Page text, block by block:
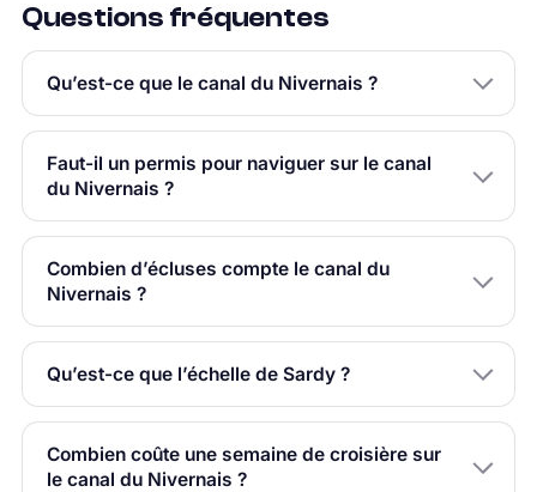
Questions fréquentes
Qu’est-ce que le canal du Nivernais ?
Faut-il un permis pour naviguer sur le canal
du Nivernais ?
Combien d’écluses compte le canal du
Nivernais ?
Qu’est-ce que l’échelle de Sardy ?
Combien coûte une semaine de croisière sur
le canal du Nivernais ?